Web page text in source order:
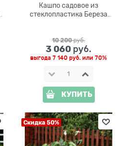
Кашпо садовое из
стеклопластика Береза
10 200 руб.
3 060 руб.
выгода 7 140 руб. или 70%
КУПИТЬ
Скидка 50%